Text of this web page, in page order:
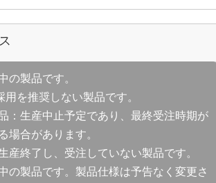
の製品です。
用を推奨しない製品です。
：生産中止予定であり、最終受注時期が
場合があります。
産終了し、受注していない製品です。
の製品です。製品仕様は予告なく変更さ